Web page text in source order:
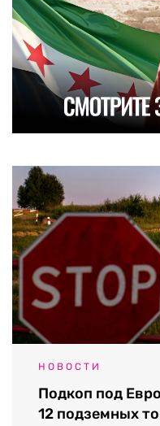
НОВОСТИ
Подкоп под
12 подземных